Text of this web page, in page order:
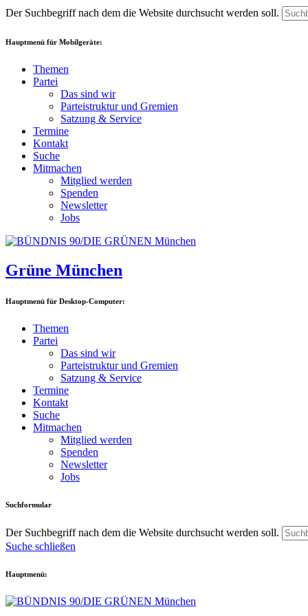
Der Suchbegriff nach dem die Website durchsucht werden soll.
Hauptmenü für Mobilgeräte:
Themen
Partei
Das sind wir
Parteistruktur und Gremien
Satzung & Service
Termine
Kontakt
Suche
Mitmachen
Mitglied werden
Spenden
Newsletter
Jobs
Grüne München
Hauptmenü für Desktop-Computer:
Themen
Partei
Das sind wir
Parteistruktur und Gremien
Satzung & Service
Termine
Kontakt
Suche
Mitmachen
Mitglied werden
Spenden
Newsletter
Jobs
Suchformular
Der Suchbegriff nach dem die Website durchsucht werden soll.
Suche schließen
Hauptmenü: